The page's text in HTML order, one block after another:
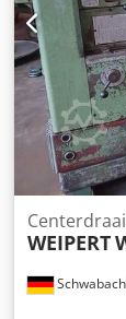
Schwabach
WEIPERT